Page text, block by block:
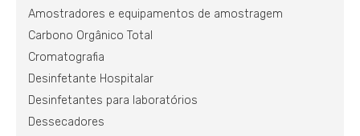
Amostradores e equipamentos de amostragem
Carbono Orgânico Total
Cromatografia
Desinfetante Hospitalar
Desinfetantes para laboratórios
Dessecadores